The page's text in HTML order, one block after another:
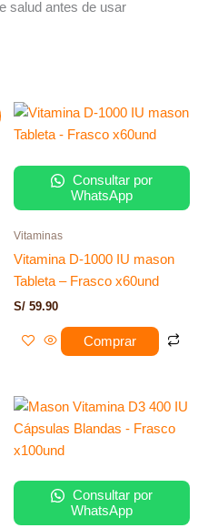
salud antes de usar
Consultar por
WhatsApp
Vitaminas
Vitamina D-1000 IU mason
Tableta – Frasco x60und
S/ 59.90
Comprar
Consultar por
WhatsApp